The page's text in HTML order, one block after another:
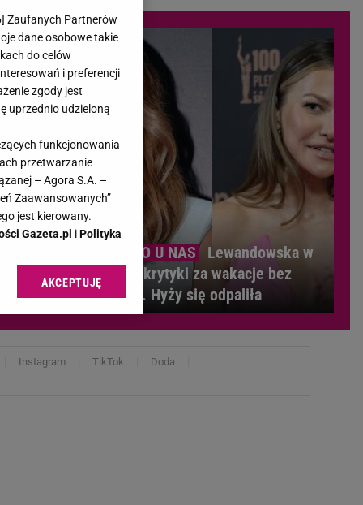
Lewandowska w
ogniu krytyki za wakacje bez
dzieci. Hyży się odpaliła
Instagram TikTok Doda
] Zaufanych Partnerów
dane osobowe takie
do celów
i preferencji
zgody jest
uprzednio udzieloną
funkcjonowania
przetwarzanie
– Agora S.A. –
Zaawansowanych”
jest kierowany.
Gazeta.pl iPolityka
sp. z o.o., jej
AKCEPTUJĘ